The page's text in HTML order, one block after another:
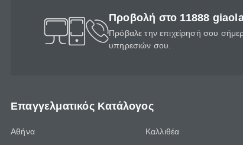
Προβολή στο 11888
Πρόβαλε την επιχείρησή σου
υπηρεσιών σου.
Επαγγελματικός Κατάλογος
Αθήνα
Καλλιθέα